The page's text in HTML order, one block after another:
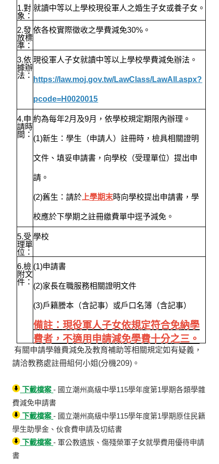
1.對
象：
就讀中等以上學校現役軍人之婚生子女或養子女。
2.發
放標
準：
依各校實際徵收之學費減免30%。
3.依
據辦
法：
現役軍人子女就讀中等以上學校學費減免辦法。
https://law.moj.gov.tw/LawClass/LawAll.aspx?
pcode=H0020015
4.申
請時
間：
約為每年2月及9月，依學校規定期限內辦理。
(1)新生：學生（申請人）註冊時，檢具相關證明
文件、填妥申請書，向學校（受理單位）提出申
請。
(2)舊生：請於 上學期末時向學校提出申請書，學
校應於下學期之註冊繳費單中逕予減免。
5.受
理單
位：
學校
6.檢
附文
件：
(1)申請書
(2)家長在職服務相關證明文件
(3)戶籍謄本（含記事）或戶口名簿（含記事）
備註：現役軍人子女依規定符合免納學
費者，不適用申請減免學費十分之三。
有關申請學雜費減免及教育補助等相關規定如有疑義，
請洽教務處註冊組何小姐 (分機209) 。
下載檔案 - 國立潮州高級中學115學年度第1學期各類學雜
費減免申請書
下載檔案 - 國立潮州高級中學115學年度第1學期原住民籍
學生助學金、伙食費申請及切結書
下載檔案 - 軍公教遺族、傷殘榮軍子女就學費用優待申請
書